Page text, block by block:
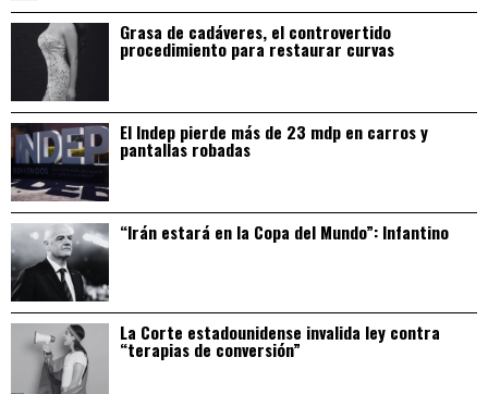
Grasa de cadáveres, el controvertido
procedimiento para restaurar curvas
El Indep pierde más de 23 mdp en carros y
pantallas robadas
“Irán estará en la Copa del Mundo”: Infantino
La Corte estadounidense invalida ley contra
“terapias de conversión”